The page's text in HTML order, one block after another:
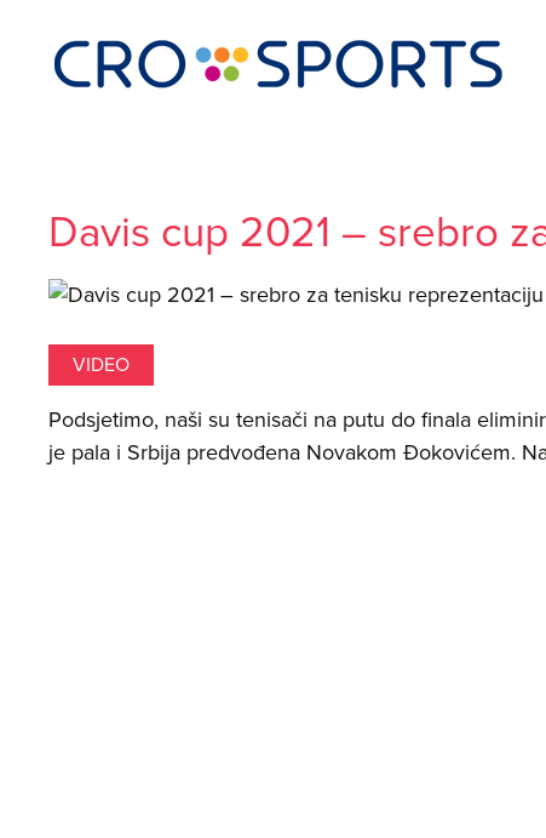
Davis cup 2021 – srebro
VIDEO
Podsjetimo, naši su tenisači na putu do finala
je pala i Srbija predvođena Novakom Đokovićem.